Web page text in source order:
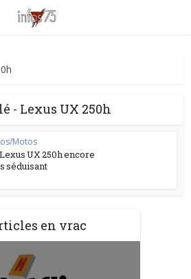
- Lexus UX 250h
Motos
UX 250h encore
séduisant
en vrac